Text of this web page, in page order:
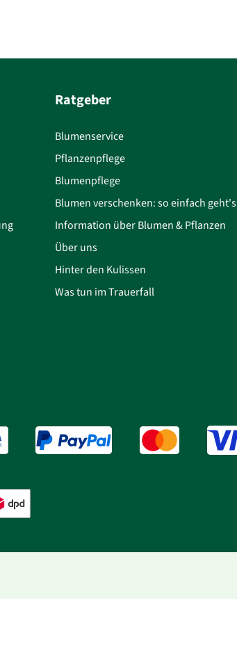
Ratgeber
Blumenservice
Pflanzenpflege
Blumenpflege
Blumen verschenken: so einfach geht's
Information über Blumen & Pflanzen
Über uns
Hinter den Kulissen
Was tun im Trauerfall